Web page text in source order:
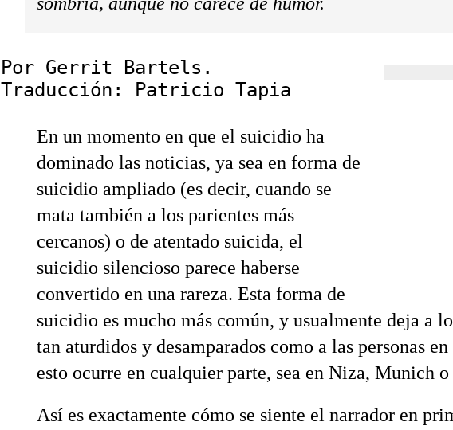
Por Gerrit Bartels.
Traducción: Patricio Tapia
En un momento en que el suicidio ha
dominado las noticias, ya sea en forma de
suicidio ampliado (es decir, cuando se
mata también a los parientes más
cercanos) o de atentado suicida, el
suicidio silencioso parece haberse
convertido en una rareza. Esta forma de
suicidio es mucho más común, y usualmente deja a
tan aturdidos y desamparados como a las personas
esto ocurre en cualquier parte, sea en Niza, Munich o
Así es exactamente cómo se siente el narrador en